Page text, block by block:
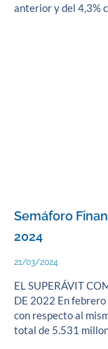
anterior y del 4,3%
Semáforo
2024
21/03/2024
EL SUPERÁVIT
DE 2022 En
con respecto al
total de 5.531